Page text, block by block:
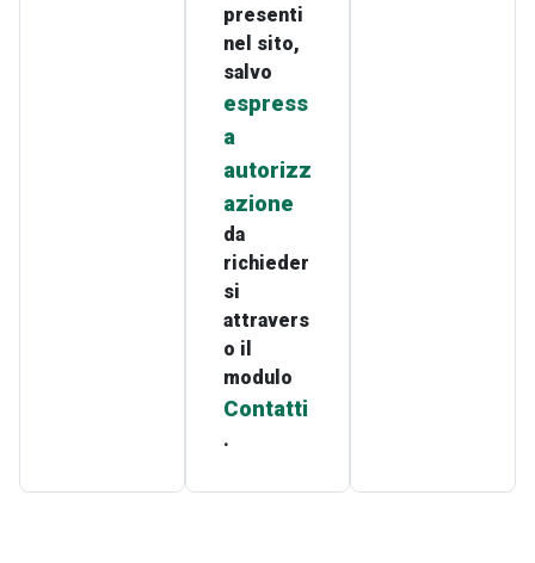
presenti
nel sito,
salvo
espress
a
autorizz
azione
da
richieder
si
attravers
o il
modulo
Contatti
.